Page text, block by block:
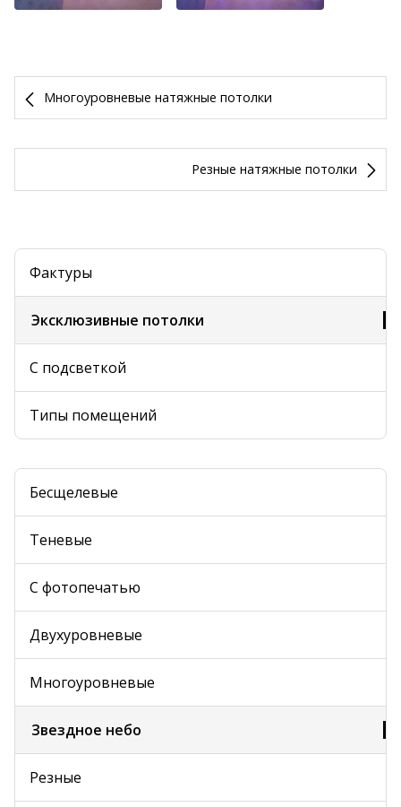
Многоуровневые натяжные потолки
Резные натяжные потолки
Фактуры
Эксклюзивные потолки
С подсветкой
Типы помещений
Бесщелевые
Теневые
С фотопечатью
Двухуровневые
Многоуровневые
Звездное небо
Резные